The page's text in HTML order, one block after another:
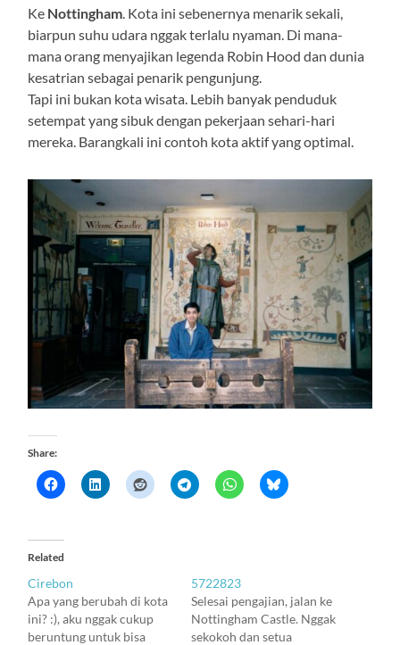
Ke Nottingham. Kota ini sebenernya menarik sekali,
biarpun suhu udara nggak terlalu nyaman. Di mana-
mana orang menyajikan legenda Robin Hood dan dunia
kesatrian sebagai penarik pengunjung.
Tapi ini bukan kota wisata. Lebih banyak penduduk
setempat yang sibuk dengan pekerjaan sehari-hari
mereka. Barangkali ini contoh kota aktif yang optimal.
Share:
Related
Cirebon
Apa yang berubah di kota
ini? :), aku nggak cukup
beruntung untuk bisa
5722823
Selesai pengajian, jalan ke
Nottingham Castle. Nggak
sekokoh dan setua